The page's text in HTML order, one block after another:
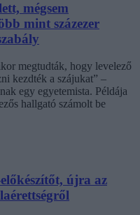
mégsem
mint százezer
megtudták, hogy levelező
kezdték a szájukat” –
egy egyetemista. Példája
hallgató számolt be
újra az